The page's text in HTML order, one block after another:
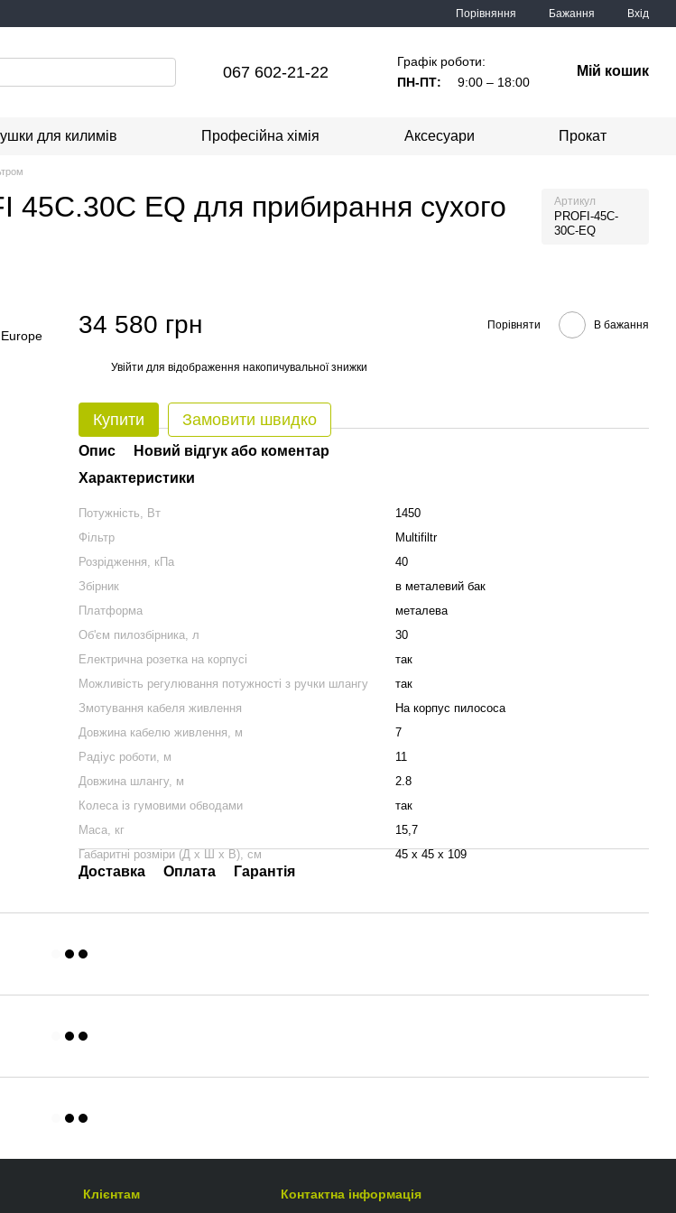
Порівняння Бажання Вхід
067 602-21-22
Графік роботи:
ПН-ПТ:
9:00 – 18:00
Мій кошик
для килимів Професійна хімія Аксесуари Прокат
EQ для прибирання сухого
Артикул
PROFI-45C-
30C-EQ
34 580 грн Порівняти В бажання
Увійти для відображення накопичувальної знижки
Купити Замовити швидко
Опис
Новий відгук або коментар
Характеристики
Потужність, Вт
1450
Фільтр
Multifiltr
Розрідження, кПа
40
Збірник
в металевий бак
Платформа
металева
Об'єм пилозбірника, л
30
Електрична розетка на корпусі
так
Можливість регулювання потужності з ручки шлангу
так
Змотування кабеля живлення
На корпус пилососа
Довжина кабелю живлення, м
7
Радіус роботи, м
11
Довжина шлангу, м
2.8
Колеса із гумовими обводами
так
Маса, кг
15,7
Габаритні розміри (Д х Ш х В), см
45 x 45 x 109
Доставка Оплата Гарантія
Клієнтам Контактна інформація